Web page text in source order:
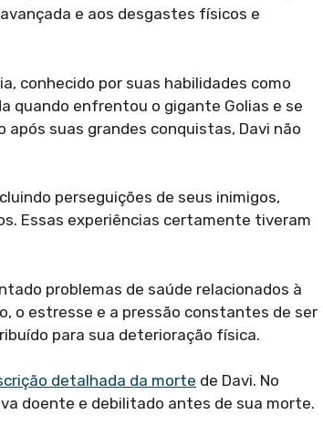
e aos desgastes físicos e
conhecido por suas habilidades como
quando enfrentou o gigante Golias e se
suas grandes conquistas, Davi não
perseguições de seus inimigos,
Essas experiências certamente tiveram
problemas de saúde relacionados à
o estresse e a pressão constantes de ser
para sua deterioração física.
detalhada da morte de Davi. No
doente e debilitado antes de sua morte.